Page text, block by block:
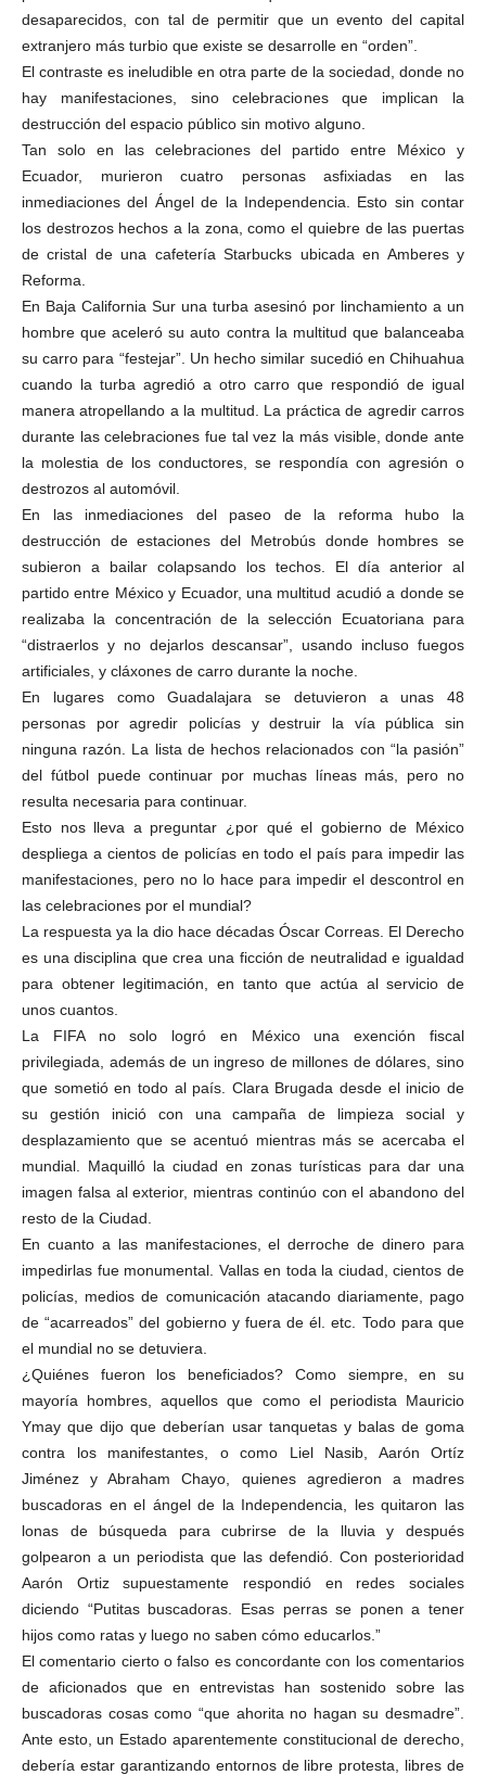
desaparecidos, con tal de permitir que un evento del capital
extranjero más turbio que existe se desarrolle en “orden”.
El contraste es ineludible en otra parte de la sociedad, donde no
hay manifestaciones, sino celebraciones que implican la
destrucción del espacio público sin motivo alguno.
Tan solo en las celebraciones del partido entre México y
Ecuador, murieron cuatro personas asfixiadas en las
inmediaciones del Ángel de la Independencia. Esto sin contar
los destrozos hechos a la zona, como el quiebre de las puertas
de cristal de una cafetería Starbucks ubicada en Amberes y
Reforma.
En Baja California Sur una turba asesinó por linchamiento a un
hombre que aceleró su auto contra la multitud que balanceaba
su carro para “festejar”. Un hecho similar sucedió en Chihuahua
cuando la turba agredió a otro carro que respondió de igual
manera atropellando a la multitud. La práctica de agredir carros
durante las celebraciones fue tal vez la más visible, donde ante
la molestia de los conductores, se respondía con agresión o
destrozos al automóvil.
En las inmediaciones del paseo de la reforma hubo la
destrucción de estaciones del Metrobús donde hombres se
subieron a bailar colapsando los techos. El día anterior al
partido entre México y Ecuador, una multitud acudió a donde se
realizaba la concentración de la selección Ecuatoriana para
“distraerlos y no dejarlos descansar”, usando incluso fuegos
artificiales, y cláxones de carro durante la noche.
En lugares como Guadalajara se detuvieron a unas 48
personas por agredir policías y destruir la vía pública sin
ninguna razón. La lista de hechos relacionados con “la pasión”
del fútbol puede continuar por muchas líneas más, pero no
resulta necesaria para continuar.
Esto nos lleva a preguntar ¿por qué el gobierno de México
despliega a cientos de policías en todo el país para impedir las
manifestaciones, pero no lo hace para impedir el descontrol en
las celebraciones por el mundial?
La respuesta ya la dio hace décadas Óscar Correas. El Derecho
es una disciplina que crea una ficción de neutralidad e igualdad
para obtener legitimación, en tanto que actúa al servicio de
unos cuantos.
La FIFA no solo logró en México una exención fiscal
privilegiada, además de un ingreso de millones de dólares, sino
que sometió en todo al país. Clara Brugada desde el inicio de
su gestión inició con una campaña de limpieza social y
desplazamiento que se acentuó mientras más se acercaba el
mundial. Maquilló la ciudad en zonas turísticas para dar una
imagen falsa al exterior, mientras continúo con el abandono del
resto de la Ciudad.
En cuanto a las manifestaciones, el derroche de dinero para
impedirlas fue monumental. Vallas en toda la ciudad, cientos de
policías, medios de comunicación atacando diariamente, pago
de “acarreados” del gobierno y fuera de él. etc. Todo para que
el mundial no se detuviera.
¿Quiénes fueron los beneficiados? Como siempre, en su
mayoría hombres, aquellos que como el periodista Mauricio
Ymay que dijo que deberían usar tanquetas y balas de goma
contra los manifestantes, o como Liel Nasib, Aarón Ortíz
Jiménez y Abraham Chayo, quienes agredieron a madres
buscadoras en el ángel de la Independencia, les quitaron las
lonas de búsqueda para cubrirse de la lluvia y después
golpearon a un periodista que las defendió. Con posterioridad
Aarón Ortiz supuestamente respondió en redes sociales
diciendo “Putitas buscadoras. Esas perras se ponen a tener
hijos como ratas y luego no saben cómo educarlos.”
El comentario cierto o falso es concordante con los comentarios
de aficionados que en entrevistas han sostenido sobre las
buscadoras cosas como “que ahorita no hagan su desmadre”.
Ante esto, un Estado aparentemente constitucional de derecho,
debería estar garantizando entornos de libre protesta, libres de